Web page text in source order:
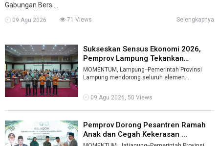
Gabungan Bers ...
09 Agu 2026 71 Views Selengkapnya
Sukseskan Sensus Ekonomi 2026,
Pemprov Lampung Tekankan
Pentingny ...
MOMENTUM, Lampung--Pemerintah Provinsi
Lampung mendorong seluruh elemen
Sensus E ...
09 Agu 2026, 50 Views
Pemprov Dorong Pesantren Ramah
Anak dan Cegah Kekerasan ...